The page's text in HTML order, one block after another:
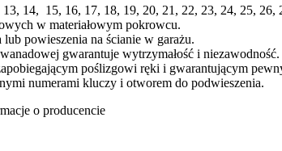
14, 15, 16, 17, 18, 19, 20, 21, 22, 23, 24, 25, 26,
w materiałowym pokrowcu.
powieszenia na ścianie w garażu.
gwarantuje wytrzymałość i niezawodność.
poślizgowi ręki i gwarantującym
numerami kluczy i otworem do podwieszenia.
o producencie